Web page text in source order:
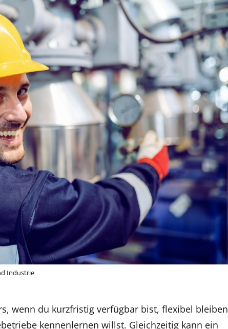
Industrie
wenn du kurzfristig verfügbar bist, flexibel bleiben
kennenlernen willst. Gleichzeitig kann ein